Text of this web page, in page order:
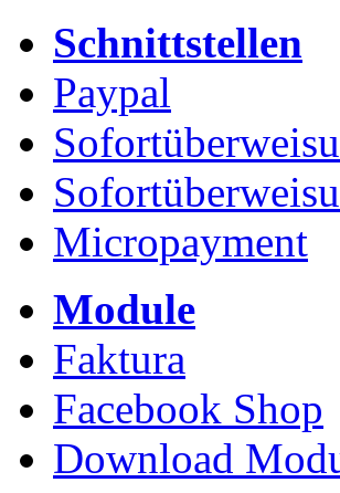
Schnittstellen
Paypal
Micropayment
Module
Faktura
Facebook Shop
Download